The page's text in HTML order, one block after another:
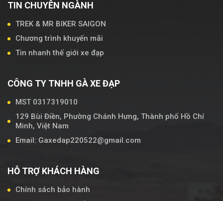
TIN CHUYÊN NGÀNH
TREK & MR BIKER SAIGON
Chương trình khuyến mãi
Tin nhanh thế giới xe đạp
CÔNG TY TNHH GÀ XE ĐẠP
MST 0317319010
129 Bùi Điền, Phường Chánh Hưng, Thành phố Hồ Chí
Minh, Việt Nam
Email: Gaxedap220522@gmail.com
HỖ TRỢ KHÁCH HÀNG
Chính sách bảo hành